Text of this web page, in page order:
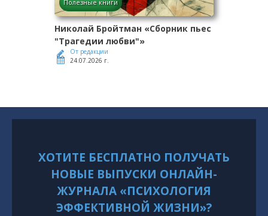
Полезные книги
Николай Бройтман «Сборник пьес
"Трагедии любви"»
От редакции
24.07.2026 г.
ХОТИТЕ БЕСПЛАТНО ПОЛУЧАТЬ
НОВЫЕ ВЫПУСКИ ОНЛАЙН-
ЖУРНАЛА «ПСИХОЛОГИЯ
ЭФФЕКТИВНОЙ ЖИЗНИ»?